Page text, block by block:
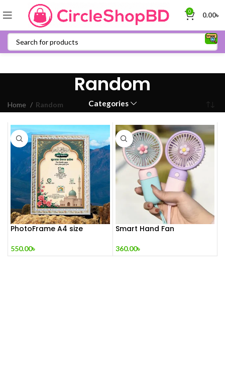
0 0.00৳
Random
Categories
Home Random
PhotoFrame A4 size
550.00৳
Smart Hand Fan
360.00৳